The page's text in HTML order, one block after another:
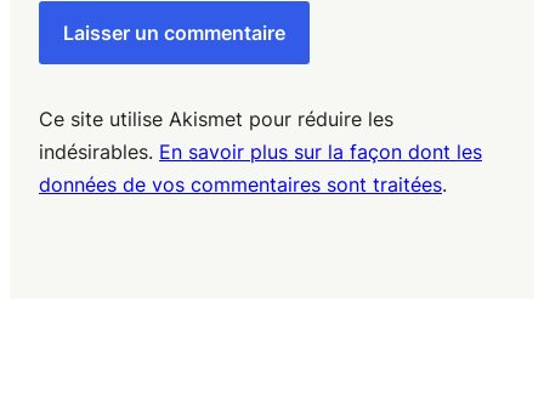
Ce site utilise Akismet pour réduire les
indésirables. En savoir plus sur la façon dont les
données de vos commentaires sont traitées.